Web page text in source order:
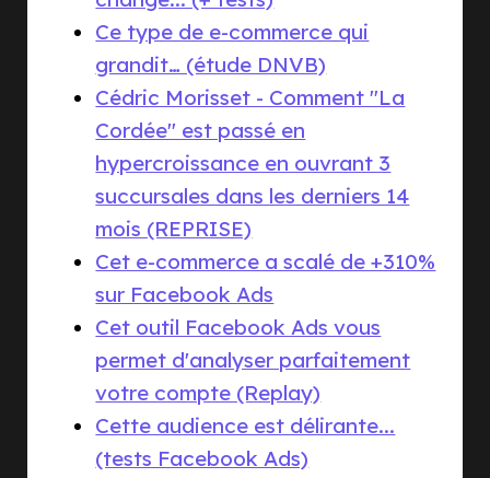
Ce type de e-commerce qui
grandit… (étude DNVB)
Cédric Morisset - Comment "La
Cordée" est passé en
hypercroissance en ouvrant 3
succursales dans les derniers 14
mois (REPRISE)
Cet e-commerce a scalé de +310%
sur Facebook Ads
Cet outil Facebook Ads vous
permet d'analyser parfaitement
votre compte (Replay)
Cette audience est délirante...
(tests Facebook Ads)